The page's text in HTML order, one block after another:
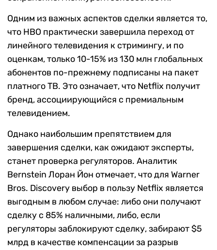
Одним из важных аспектов сделки является то,
что HBO практически завершила переход от
линейного телевидения к стримингу, и по
оценкам, только 10-15% из 130 млн глобальных
абонентов по-прежнему подписаны на пакет
платного ТВ. Это означает, что Netflix получит
бренд, ассоциирующийся с премиальным
телевидением.
Однако наибольшим препятствием для
завершения сделки, как ожидают эксперты,
станет проверка регуляторов. Аналитик
Bernstein Лоран Йон отмечает, что для Warner
Bros. Discovery выбор в пользу Netflix является
выгодным в любом случае: либо они получают
сделку с 85% наличными, либо, если
регуляторы заблокируют сделку, забирают $5
млрд в качестве компенсации за разрыв